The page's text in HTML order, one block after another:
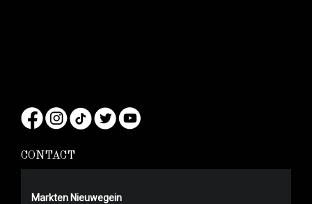
CONTACT
Markten Nieuwegein